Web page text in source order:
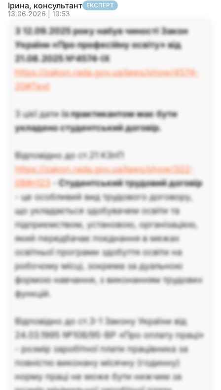
Ірина, консультант ЕКСПЕРТ
13.06.2026 | 10:53
З 12.09.2025 року набув чиності Закон
України «Про професійну освіту» від
21.08.2025 №4574-IX
https://zakon.rada.gov.ua/laws/show/4574-
20#Text
З цієї датиіз практикантом має бути
укладено студентський договір.
Відповідно до ст.21 КЗпП
https://zakon.rada.gov.ua/laws/show/322-
08#n123
Студентський трудовий договір
- це особливий вид трудового договору,
що укладається здобувачем освіти та
підприємством, установою, організацією,
який передбачає поєднання в межах
освітньої програми здобуття освіти на
робочому місці, зокрема за дуальною
формою навчання, з виконанням трудових
функцій.
Відповідно до ст.3-1 Закону України від
24.03.1995 №108/95-ВР «Про оплату праці»
- розмір заробітної плати працівника за
повністю виконану місячну (годинну)
норму праці не може бути нижчим за